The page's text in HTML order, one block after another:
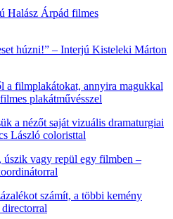
Halász Árpád filmes
húzni!” – Interjú Kisteleki Márton
a filmplakátokat, annyira magukkal
plakátművésszel
a nézőt saját vizuális dramaturgiai
László coloristtal
úszik vagy repül egy filmben –
számít, a többi kemény